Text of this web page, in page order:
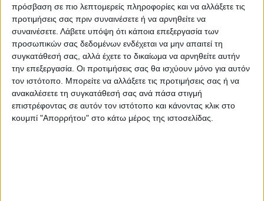
πρόσβαση σε πιο λεπτομερείς πληροφορίες και να αλλάξετε τις
προτιμήσεις σας πριν συναινέσετε ή να αρνηθείτε να
συναινέσετε. Λάβετε υπόψη ότι κάποια επεξεργασία των
προσωπικών σας δεδομένων ενδέχεται να μην απαιτεί τη
συγκατάθεσή σας, αλλά έχετε το δικαίωμα να αρνηθείτε αυτήν
την επεξεργασία. Οι προτιμήσεις σας θα ισχύουν μόνο για αυτόν
τον ιστότοπο. Μπορείτε να αλλάξετε τις προτιμήσεις σας ή να
ανακαλέσετε τη συγκατάθεσή σας ανά πάσα στιγμή
επιστρέφοντας σε αυτόν τον ιστότοπο και κάνοντας κλικ στο
κουμπί "Απορρήτου" στο κάτω μέρος της ιστοσελίδας.
τραγωδίας στα Τέμπη έκαναν πράξη την απόφασή
τους να προσφύγουν κατά της διάταξης της
Εισαγγελίας Πρωτοδικών Λάρισας, , η οποία
αφορούσε στη μήνυση που είχαν υποβάλει κατά
των...